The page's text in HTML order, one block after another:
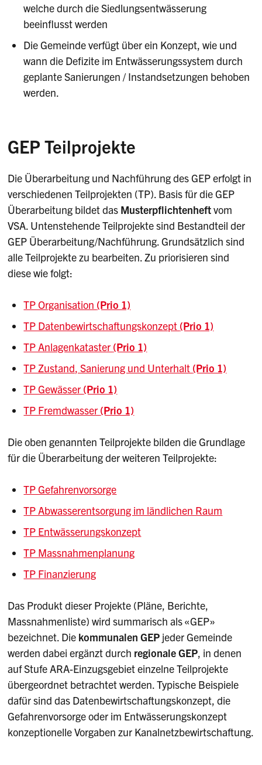
welche durch die Siedlungsentwässerung
beeinflusst werden
Die Gemeinde verfügt über ein Konzept, wie und
wann die Defizite im Entwässerungssystem durch
geplante Sanierungen / Instandsetzungen behoben
werden.
GEP Teilprojekte
Die Überarbeitung und Nachführung des GEP erfolgt in
verschiedenen Teilprojekten (TP). Basis für die GEP
Überarbeitung bildet das Musterpflichtenheftvom
VSA. Untenstehende Teilprojekte sind Bestandteil der
GEP Überarbeitung/Nachführung. Grundsätzlich sind
alle Teilprojekte zu bearbeiten. Zu priorisieren sind
diese wie folgt:
TP Organisation (Prio 1)
TP Datenbewirtschaftungskonzept (Prio 1)
TP Anlagenkataster (Prio 1)
TP Zustand, Sanierung und Unterhalt (Prio 1)
TP Gewässer (Prio 1)
TP Fremdwasser (Prio 1)
Die oben genannten Teilprojekte bilden die Grundlage
für die Überarbeitung der weiteren Teilprojekte:
TP Gefahrenvorsorge
TP Abwasserentsorgung im ländlichen Raum
TP Entwässerungskonzept
TP Massnahmenplanung
TP Finanzierung
Das Produkt dieser Projekte (Pläne, Berichte,
Massnahmenliste) wird summarisch als «GEP»
bezeichnet. Die kommunalen GEP jeder Gemeinde
werden dabei ergänzt durch regionale GEP, in denen
auf Stufe ARA-Einzugsgebiet einzelne Teilprojekte
übergeordnet betrachtet werden. Typische Beispiele
dafür sind das Datenbewirtschaftungskonzept, die
Gefahrenvorsorge oder im Entwässerungskonzept
konzeptionelle Vorgaben zur Kanalnetzbewirtschaftung.